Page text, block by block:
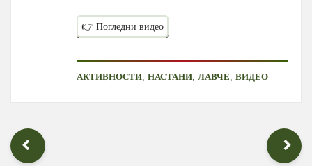
👉 Погледни видео
АКТИВНОСТИ ,НАСТАНИ ,ЛАВЧЕ ,ВИДЕО